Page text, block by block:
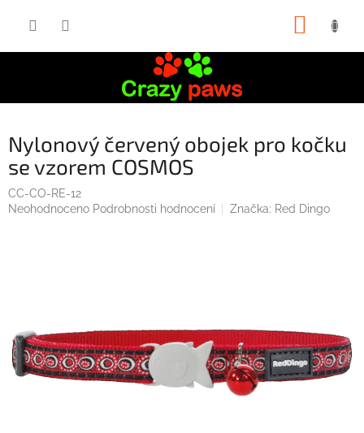
Nylonový červený obojek pro kočku
se vzorem COSMOS
CC-CO-RE-12
Průměrné
Neohodnoceno Podrobnosti hodnocení Značka: Red Dingo